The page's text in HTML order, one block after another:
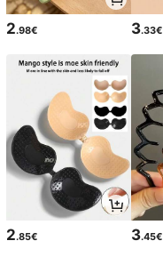
2.98€ 3.33€
2.85€ 3.45€